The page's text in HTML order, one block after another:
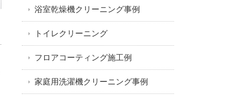
浴室乾燥機クリーニング事例
トイレクリーニング
フロアコーティング施工例
家庭用洗濯機クリーニング事例